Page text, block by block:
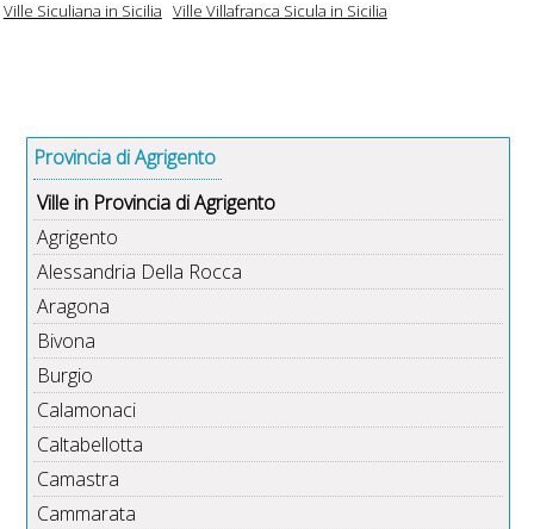
Ville Siculiana in Sicilia Ville Villafranca Sicula in Sicilia
Provincia di Agrigento
Ville in Provincia di Agrigento
Agrigento
Alessandria Della Rocca
Aragona
Bivona
Burgio
Calamonaci
Caltabellotta
Camastra
Cammarata